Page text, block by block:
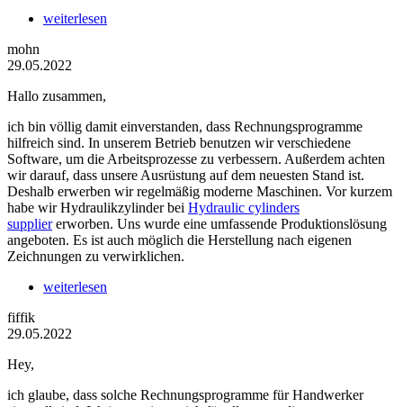
weiterlesen
mohn
29.05.2022
Hallo zusammen,
ich bin völlig damit einverstanden, dass Rechnungsprogramme
hilfreich sind. In unserem Betrieb benutzen wir verschiedene
Software, um die Arbeitsprozesse zu verbessern. Außerdem achten
wir darauf, dass unsere Ausrüstung auf dem neuesten Stand ist.
Deshalb erwerben wir regelmäßig moderne Maschinen. Vor kurzem
habe wir Hydraulikzylinder bei Hydraulic cylinders
suppliererworben. Uns wurde eine umfassende Produktionslösung
angeboten. Es ist auch möglich die Herstellung nach eigenen
Zeichnungen zu verwirklichen.
weiterlesen
fiffik
29.05.2022
Hey,
ich glaube, dass solche Rechnungsprogramme für Handwerker